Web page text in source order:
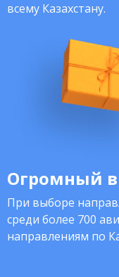
всему Казахстану.
Огромный
При выборе
среди более 700
направлениям по